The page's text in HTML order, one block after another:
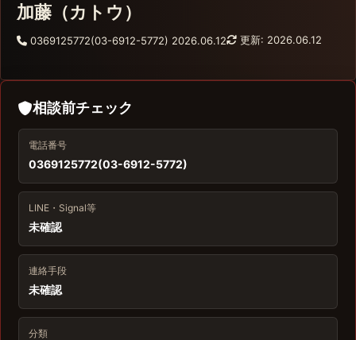
加藤（カトウ）
0369125772(03-6912-5772) 2026.06.12 更新: 2026.06.12
相談前チェック
電話番号
0369125772(03-6912-5772)
LINE・Signal等
未確認
連絡手段
未確認
分類